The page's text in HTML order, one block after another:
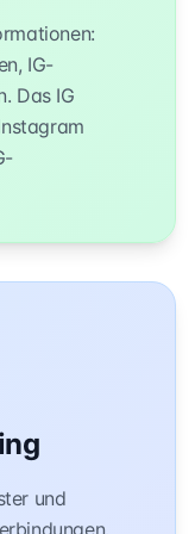
IG-
Das IG
und